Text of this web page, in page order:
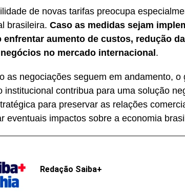
de novas tarifas preocupa
brasileira. Caso as medidas sejam
enfrentar aumento de custos, redução
no mercado internacional.
as negociações seguem em andamento,
institucional contribua para uma solução
para preservar as relações
eventuais impactos sobre a economia
Redação Saiba+